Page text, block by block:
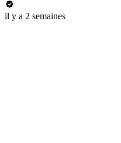
il y a 2 semaines